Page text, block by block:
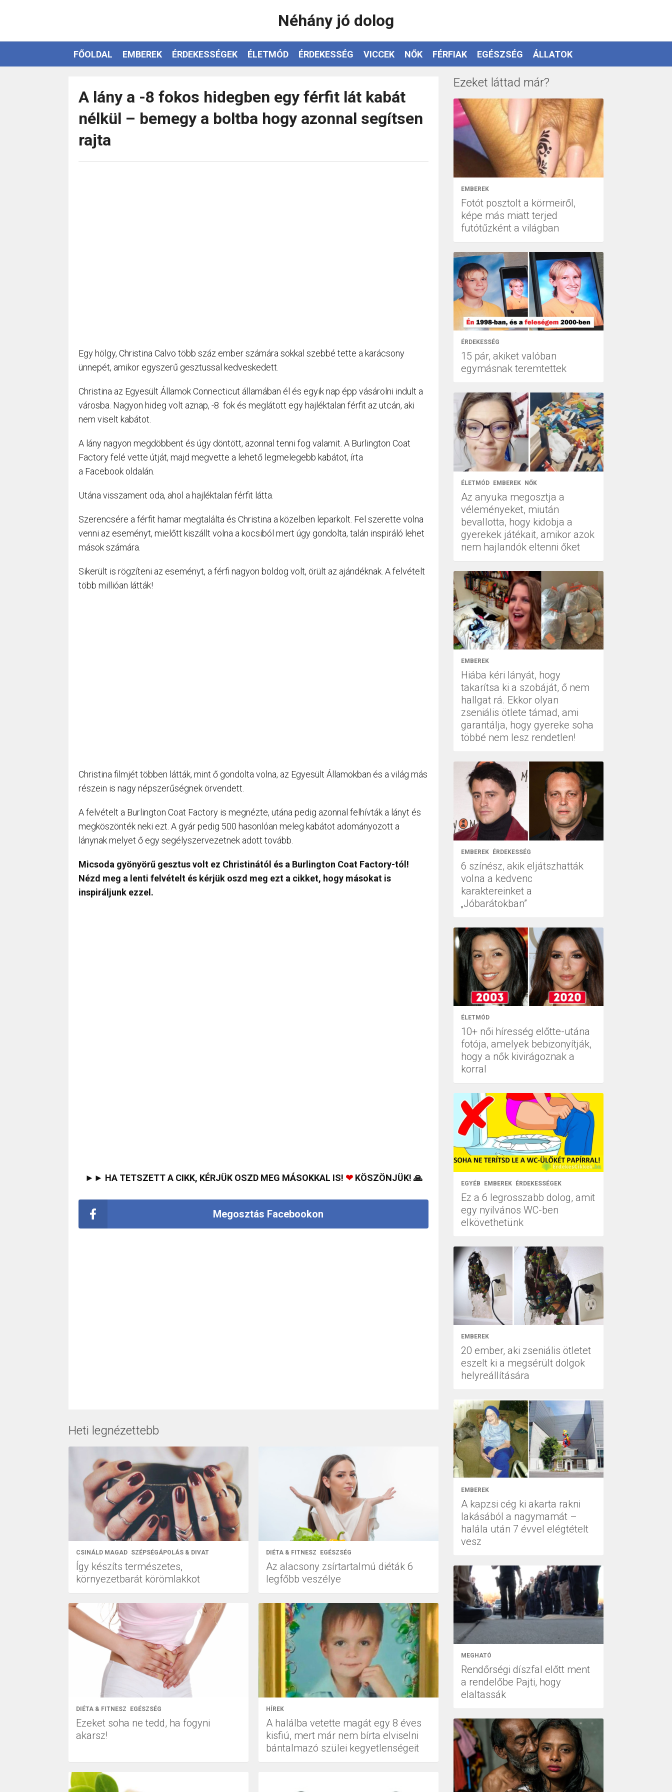
Néhány jó dolog
FŐOLDAL EMBEREK ÉRDEKESSÉGEK ÉLETMÓD ÉRDEKESSÉG VICCEK NŐK FÉRFIAK EGÉSZSÉG ÁLLATOK
A lány a -8 fokos hidegben egy férfit lát kabát
nélkül – bemegy a boltba hogy azonnal segítsen
rajta
Egy hölgy, Christina Calvo több száz ember számára sokkal szebbé tette a karácsony
ünnepét, amikor egyszerű gesztussal kedveskedett.
Christina az Egyesült Államok Connecticut államában él és egyik nap épp vásárolni indult a
városba. Nagyon hideg volt aznap, -8 fok és meglátott egy hajléktalan férfit az utcán, aki
nem viselt kabátot.
A lány nagyon megdöbbent és úgy döntött, azonnal tenni fog valamit. A Burlington Coat
Factory felé vette útját, majd megvette a lehető legmelegebb kabátot, írta
a Facebook oldalán.
Utána visszament oda, ahol a hajléktalan férfit látta.
Szerencsére a férfit hamar megtalálta és Christina a közelben leparkolt. Fel szerette volna
venni az eseményt, mielőtt kiszállt volna a kocsiból mert úgy gondolta, talán inspiráló lehet
mások számára.
Sikerült is rögzíteni az eseményt, a férfi nagyon boldog volt, örült az ajándéknak. A felvételt
több millióan látták!
Christina filmjét többen látták, mint ő gondolta volna, az Egyesült Államokban és a világ más
részein is nagy népszerűségnek örvendett.
A felvételt a Burlington Coat Factory is megnézte, utána pedig azonnal felhívták a lányt és
megköszönték neki ezt. A gyár pedig 500 hasonlóan meleg kabátot adományozott a
lánynak melyet ő egy segélyszervezetnek adott tovább.
Micsoda gyönyörű gesztus volt ez Christinától és a Burlington Coat Factory-tól!
Nézd meg a lenti felvételt és kérjük oszd meg ezt a cikket, hogy másokat is
inspiráljunk ezzel.
►► HA TETSZETT A CIKK, KÉRJÜK OSZD MEG MÁSOKKAL IS! ❤KÖSZÖNJÜK! 🙏
Megosztás Facebookon
Heti legnézettebb
CSINÁLD MAGAD SZÉPSÉGÁPOLÁS & DIVAT
Így készíts természetes,
környezetbarát körömlakkot
DIÉTA & FITNESZ EGÉSZSÉG
Az alacsony zsírtartalmú diéták 6
legfőbb veszélye
DIÉTA & FITNESZ EGÉSZSÉG
Ezeket soha ne tedd, ha fogyni
akarsz!
HÍREK
A halálba vetette magát egy 8 éves
kisfiú, mert már nem bírta elviselni
bántalmazó szülei kegyetlenségeit
Ezeket láttad már?
EMBEREK
Fotót posztolt a körmeiről,
képe más miatt terjed
futótűzként a világban
ÉRDEKESSÉG
15 pár, akiket valóban
egymásnak teremtettek
ÉLETMÓD EMBEREK NŐK
Az anyuka megosztja a
véleményeket, miután
bevallotta, hogy kidobja a
gyerekek játékait, amikor azok
nem hajlandók eltenni őket
EMBEREK
Hiába kéri lányát, hogy
takarítsa ki a szobáját, ő nem
hallgat rá. Ekkor olyan
zseniális ötlete támad, ami
garantálja, hogy gyereke soha
többé nem lesz rendetlen!
EMBEREK ÉRDEKESSÉG
6 színész, akik eljátszhatták
volna a kedvenc
karaktereinket a
„Jóbarátokban”
ÉLETMÓD
10+ női híresség előtte-utána
fotója, amelyek bebizonyítják,
hogy a nők kivirágoznak a
korral
EGYÉB EMBEREK ÉRDEKESSÉGEK
Ez a 6 legrosszabb dolog, amit
egy nyilvános WC-ben
elkövethetünk
EMBEREK
20 ember, aki zseniális ötletet
eszelt ki a megsérült dolgok
helyreállítására
EMBEREK
A kapzsi cég ki akarta rakni
lakásából a nagymamát –
halála után 7 évvel elégtételt
vesz
MEGHATÓ
Rendőrségi díszfal előtt ment
a rendelőbe Pajti, hogy
elaltassák